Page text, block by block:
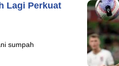
Lagi Perkuat
sumpah